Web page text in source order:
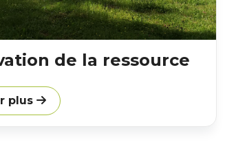
de la ressource
plus